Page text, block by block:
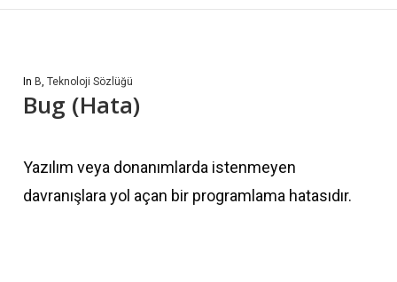
In B, Teknoloji Sözlüğü
Bug (Hata)
Yazılım veya donanımlarda istenmeyen
davranışlara yol açan bir programlama hatasıdır.